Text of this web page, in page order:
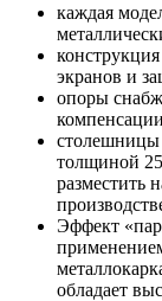
каждая
экранов и
опоры
толщиной
разместить
Эффект
обладает